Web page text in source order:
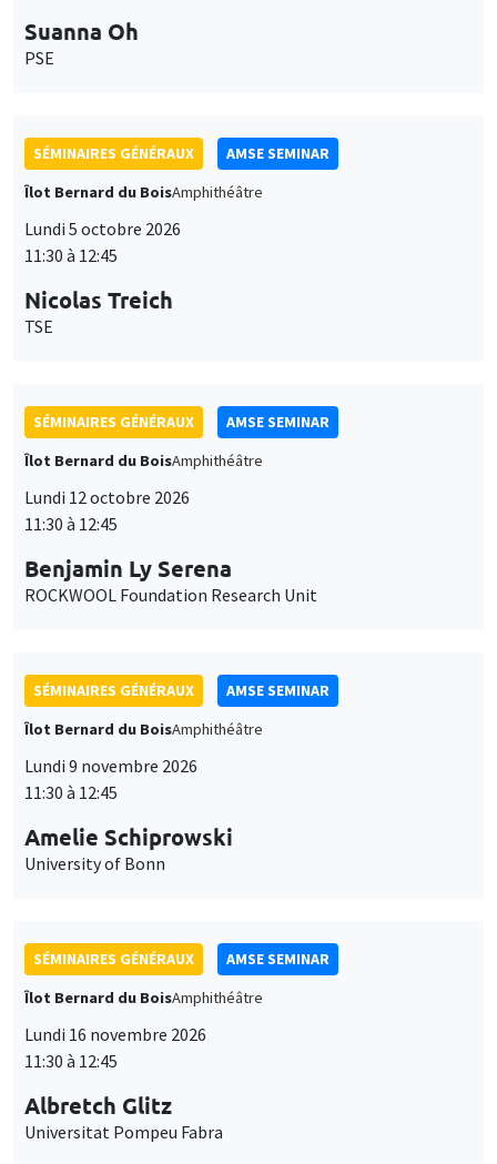
Suanna Oh
PSE
SÉMINAIRES GÉNÉRAUX
AMSE SEMINAR
Îlot Bernard du BoisAmphithéâtre
Lundi 5 octobre 2026
11:30 à 12:45
Nicolas Treich
TSE
SÉMINAIRES GÉNÉRAUX
AMSE SEMINAR
Îlot Bernard du BoisAmphithéâtre
Lundi 12 octobre 2026
11:30 à 12:45
Benjamin Ly Serena
ROCKWOOL Foundation Research Unit
SÉMINAIRES GÉNÉRAUX
AMSE SEMINAR
Îlot Bernard du BoisAmphithéâtre
Lundi 9 novembre 2026
11:30 à 12:45
Amelie Schiprowski
University of Bonn
SÉMINAIRES GÉNÉRAUX
AMSE SEMINAR
Îlot Bernard du BoisAmphithéâtre
Lundi 16 novembre 2026
11:30 à 12:45
Albretch Glitz
Universitat Pompeu Fabra